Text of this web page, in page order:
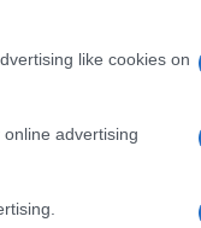
like cookies on
advertising
di